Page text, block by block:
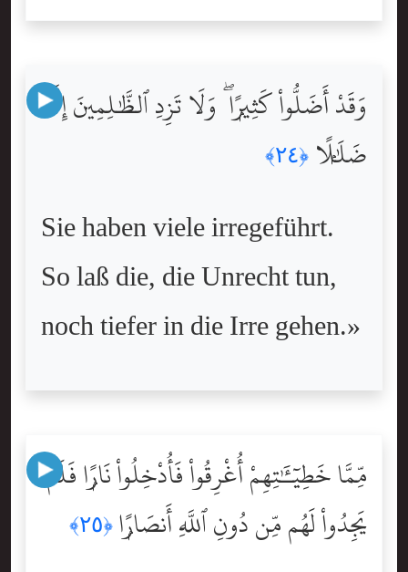
وَقَدْ أَضَلُّواْ كَثِيرًۭا ۖ وَلَا تَزِدِ ٱلظَّٰلِمِينَ إِلَّا
ضَلَٰلًۭا ﴿٢٤﴾
Sie haben viele irregeführt.
So laß die, die Unrecht tun,
noch tiefer in die Irre gehen.»
مِّمَّا خَطِيٓـَٰٔتِهِمْ أُغْرِقُواْ فَأُدْخِلُواْ نَارًۭا فَلَمْ
يَجِدُواْ لَهُم مِّن دُونِ ٱللَّهِ أَنصَارًۭا ﴿٢٥﴾